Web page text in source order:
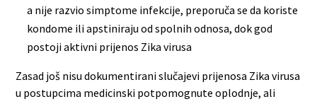
a nije razvio simptome infekcije, preporuča se da koriste
kondome ili apstiniraju od spolnih odnosa, dok god
postoji aktivni prijenos Zika virusa
Zasad još nisu dokumentirani slučajevi prijenosa Zika virusa
u postupcima medicinski potpomognute oplodnje, ali